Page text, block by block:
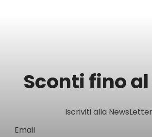
Sconti fino al
Iscriviti alla NewsLetter
Email